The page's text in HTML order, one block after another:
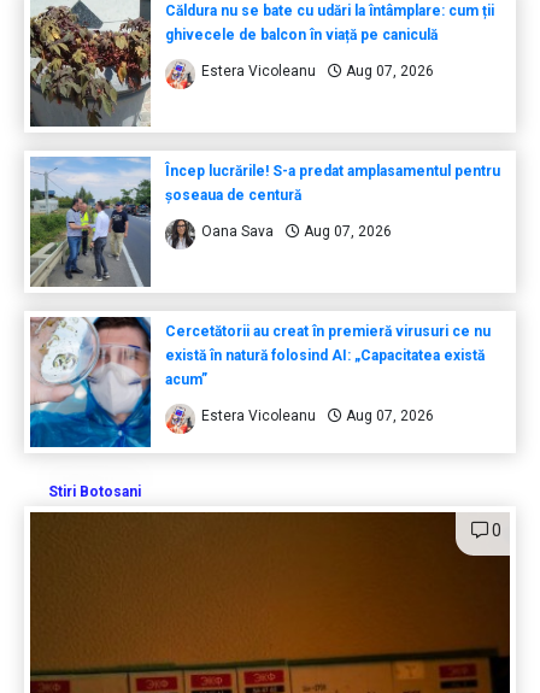
Căldura nu se bate cu udări la întâmplare: cum ții
ghivecele de balcon în viață pe caniculă
Estera Vicoleanu Aug 07, 2026
Încep lucrările! S-a predat amplasamentul pentru
șoseaua de centură
Oana Sava Aug 07, 2026
Cercetătorii au creat în premieră virusuri ce nu
există în natură folosind AI: „Capacitatea există
acum”
Estera Vicoleanu Aug 07, 2026
Stiri Botosani
0